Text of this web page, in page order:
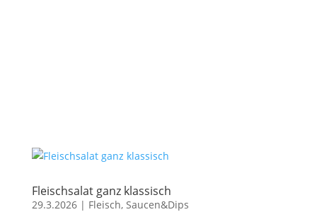
Fleischsalat ganz klassisch
29.3.2026| Fleisch, Saucen&Dips